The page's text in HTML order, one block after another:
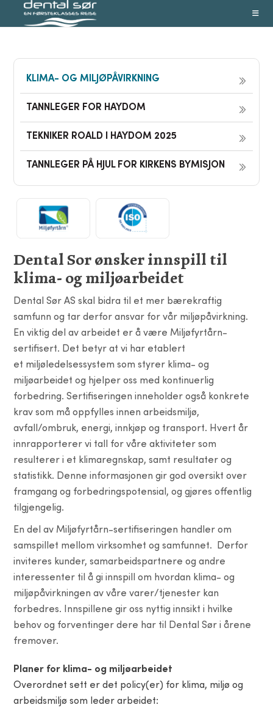
KLIMA- OG MILJØPÅVIRKNING
TANNLEGER FOR HAYDOM
TEKNIKER ROALD I HAYDOM 2025
TANNLEGER PÅ HJUL FOR KIRKENS BYMISJON
Dental Sor ønsker innspill til
klima- og miljøarbeidet
Dental Sør AS skal bidra til et mer bærekraftig
samfunn og tar derfor ansvar for vår miljøpåvirkning.
En viktig del av arbeidet er å være Miljøfyrtårn-
sertifisert. Det betyr at vi har etablert
et miljøledelsessystem som styrer klima- og
miljøarbeidet og hjelper oss med kontinuerlig
forbedring. Sertifiseringen inneholder også konkrete
krav som må oppfylles innen arbeidsmiljø,
avfall/ombruk, energi, innkjøp og transport. Hvert år
innrapporterer vi tall for våre aktiviteter som
resulterer i et klimaregnskap, samt resultater og
statistikk. Denne informasjonen gir god oversikt over
framgang og forbedringspotensial, og gjøres offentlig
tilgjengelig.
En del av Miljøfyrtårn-sertifiseringen handler om
samspillet mellom virksomhet og samfunnet. Derfor
inviteres kunder, samarbeidspartnere og andre
interessenter til å gi innspill om hvordan klima- og
miljøpåvirkningen av våre varer/tjenester kan
forbedres. Innspillene gir oss nyttig innsikt i hvilke
behov og forventinger dere har til Dental Sør i årene
fremover.
Planer for klima- og miljøarbeidet
Overordnet sett er det policy(er) for klima, miljø og
arbeidsmiljø som leder arbeidet: